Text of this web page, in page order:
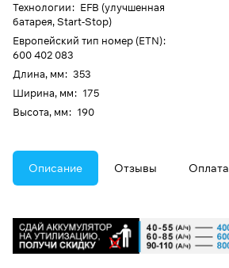
Технологии: EFB (улучшенная
батарея, Start-Stop)
Европейский тип номер (ETN):
600 402 083
Длина, мм: 353
Ширина, мм: 175
Высота, мм: 190
Описание Отзывы Оплата